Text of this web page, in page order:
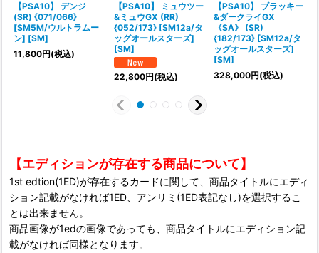
【PSA10】 デンジ
(SR) {071/066}
[SM5M/ウルトラムー
ン] [SM]
11,800円(税込)
【PSA10】 ミュウツー
&ミュウGX (RR)
{052/173} [SM12a/タ
ッグオールスターズ]
[SM]
22,800円(税込)
【PSA10】 ブラッキー
&ダークライGX
《SA》 (SR)
{182/173} [SM12a/タ
ッグオールスターズ]
[SM]
328,000円(税込)
【エディションが存在する商品について】
1st edtion(1ED)が存在するカードに関して、商品タイトルにエディ
ション記載がなければ1ED、アンリミ(1ED表記なし)を選択するこ
とは出来ません。
商品画像が1edの画像であっても、商品タイトルにエディション記
載がなければ同様となります。